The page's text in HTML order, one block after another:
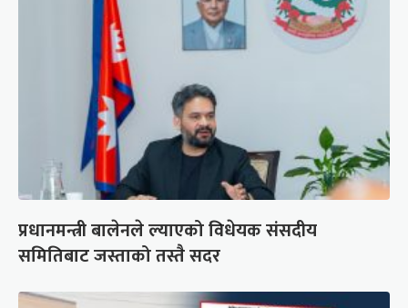
प्रधानमन्त्री बालेनले ल्याएको विधेयक संसदीय
समितिबाट जस्ताको तस्तै सदर